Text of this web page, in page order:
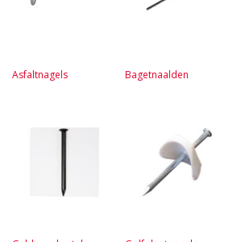
Asfaltnagels Bagetnaalden